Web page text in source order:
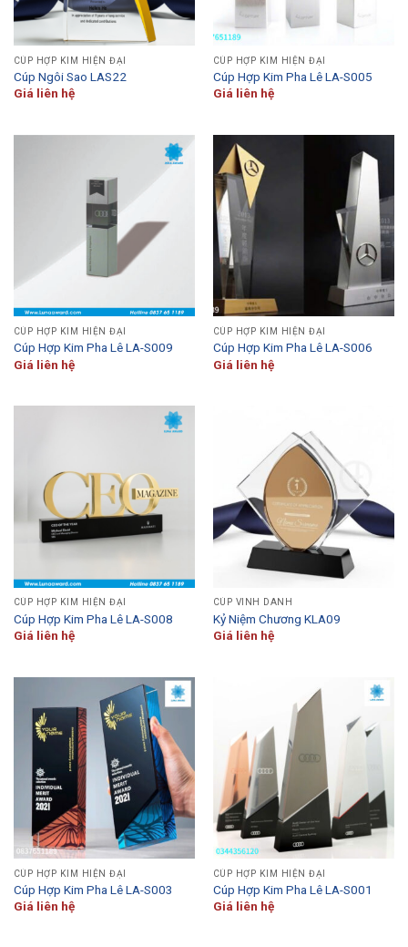
CÚP HỢP KIM HIỆN ĐẠI
Cúp Ngôi Sao LAS22
Giá liên hệ
CÚP HỢP KIM HIỆN ĐẠI
Cúp Hợp Kim Pha Lê LA-S005
Giá liên hệ
CÚP HỢP KIM HIỆN ĐẠI
Cúp Hợp Kim Pha Lê LA-S009
Giá liên hệ
CÚP HỢP KIM HIỆN ĐẠI
Cúp Hợp Kim Pha Lê LA-S006
Giá liên hệ
CÚP HỢP KIM HIỆN ĐẠI
Cúp Hợp Kim Pha Lê LA-S008
Giá liên hệ
CÚP VINH DANH
Kỷ Niệm Chương KLA09
Giá liên hệ
CÚP HỢP KIM HIỆN ĐẠI
Cúp Hợp Kim Pha Lê LA-S003
Giá liên hệ
CÚP HỢP KIM HIỆN ĐẠI
Cúp Hợp Kim Pha Lê LA-S001
Giá liên hệ